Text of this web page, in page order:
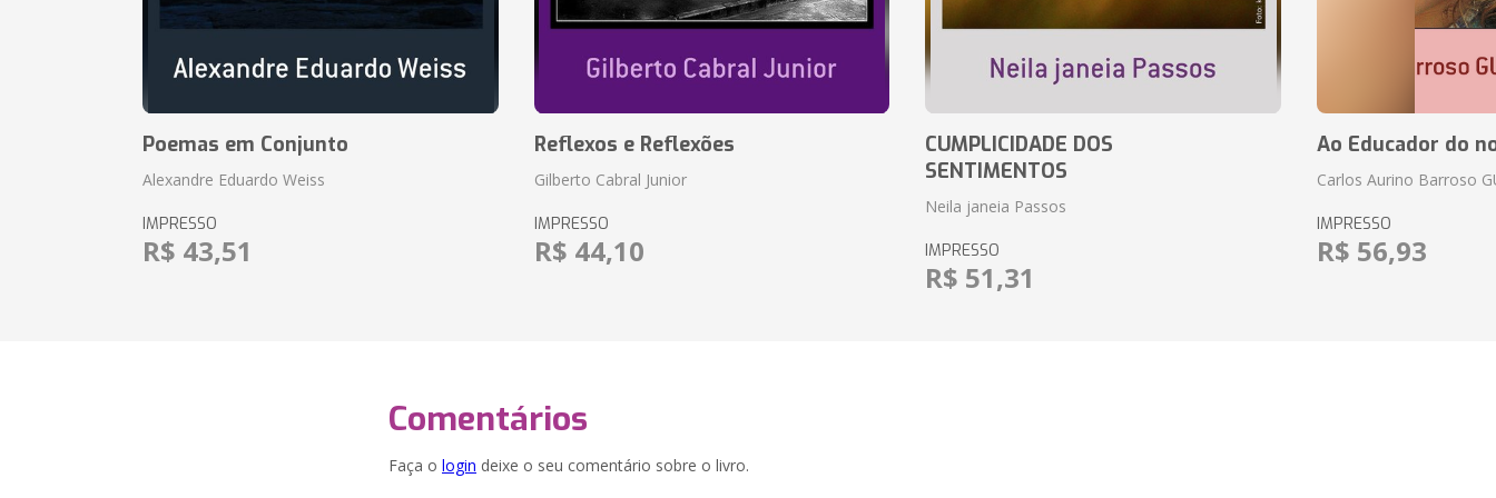
Poemas em Conjunto
Alexandre Eduardo Weiss
IMPRESSO
R$ 43,51
Reflexos e Reflexões
Gilberto Cabral Junior
IMPRESSO
R$ 44,10
CUMPLICIDADE DOS
SENTIMENTOS
Neila janeia Passos
IMPRESSO
R$ 51,31
Ao Educador do
Carlos Aurino Barroso
IMPRESSO
R$ 56,93
Comentários
Faça o login deixe o seu comentário sobre o livro.